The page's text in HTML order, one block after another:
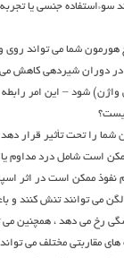
سوءاستفاده جنسی یا
شما می تواند روی
دوران شیردهی کاهش می
شود – این امر رابطه
را تحت تأثیر قرار دهد
است شامل درد مداوم
نفوذ ممکن است در اثر
می توانند تنش کنند
رخ می دهد ، همچنین می
مقاربتی مختلف می